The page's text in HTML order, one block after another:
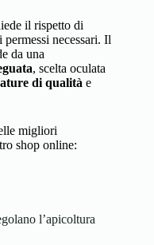
il rispetto di
permessi necessari. Il
da una
, scelta oculata
di qualità e
migliori
shop online:
l’apicoltura